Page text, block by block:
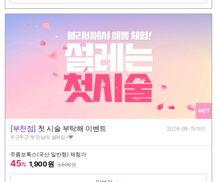
HOT
[부천점] 첫 시술 부탁해 이벤트 2026-08-15까지
두근두근 첫 만남의 설레임~♥
주름보톡스(국산 일반형) 체험가
45% 1,900원 3,500원